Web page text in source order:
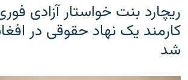
ریچارد بنت خواستار آزادی
کارمند یک نهاد حقوقی در
شد